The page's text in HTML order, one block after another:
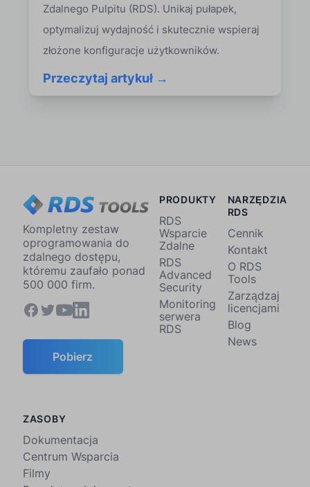
Zdalnego Pulpitu (RDS). Unikaj pułapek,
optymalizuj wydajność i skutecznie wspieraj
złożone konfiguracje użytkowników.
Przeczytaj artykuł →
Kompletny zestaw
oprogramowania do
zdalnego dostępu,
któremu zaufało ponad
500 000 firm.
Pobierz
PRODUKTY
RDS
Wsparcie
Zdalne
RDS
Advanced
Security
Monitoring
serwera
RDS
ZASOBY
Dokumentacja
Centrum Wsparcia
Filmy
NARZĘDZIA
RDS
Cennik
Kontakt
O RDS
Tools
Zarządzaj
licencjami
Blog
News